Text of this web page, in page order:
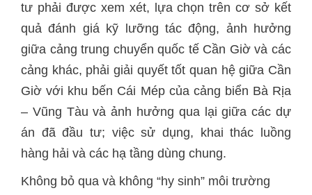
tư phải được xem xét, lựa chọn trên cơ sở kết
quả đánh giá kỹ lưỡng tác động, ảnh hưởng
giữa cảng trung chuyển quốc tế Cần Giờ và các
cảng khác, phải giải quyết tốt quan hệ giữa Cần
Giờ với khu bến Cái Mép của cảng biển Bà Rịa
– Vũng Tàu và ảnh hưởng qua lại giữa các dự
án đã đầu tư; việc sử dụng, khai thác luồng
hàng hải và các hạ tầng dùng chung.
Không bỏ qua và không “hy sinh” môi trường